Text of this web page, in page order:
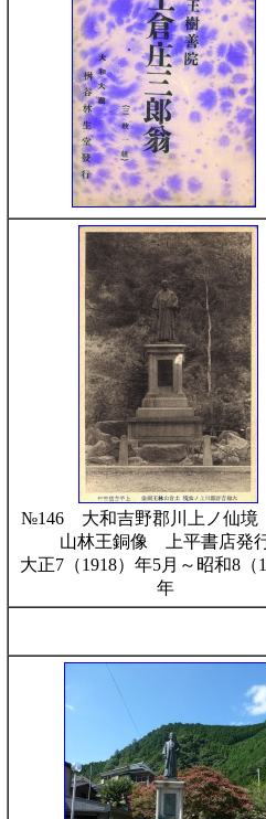
№146 大和吉野郡川上ノ仙
山林王銅像 上平書店発
大正7（1918）年5月～昭和8（
年